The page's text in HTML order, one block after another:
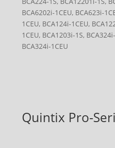
BCA6202i-1CEU, BCA623i-
1CEU, BCA124i-1CEU,
1CEU, BCA1203i-1S,
BCA324i-1CEU
Quintix Pro-